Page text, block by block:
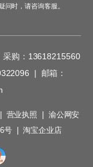
问时，请咨询客服。
购： 13618215560
| 邮箱：
营业执照 | 渝公网安
号|淘宝企业店